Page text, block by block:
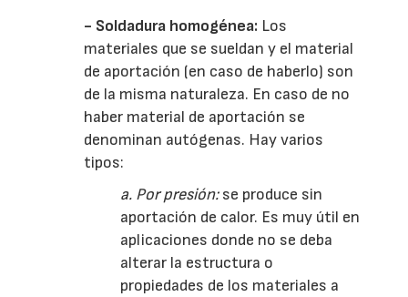
- Soldadura homogénea: Los
materiales que se sueldan y el material
de aportación (en caso de haberlo) son
de la misma naturaleza. En caso de no
haber material de aportación se
denominan autógenas. Hay varios
tipos:
a. Por presión:se produce sin
aportación de calor. Es muy útil en
aplicaciones donde no se deba
alterar la estructura o
propiedades de los materiales a